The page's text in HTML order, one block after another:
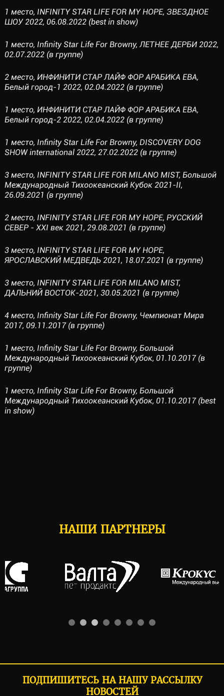
1 место, INFINITY STAR LIFE FOR MY HOPE, ЗВЕЗДНОЕ
ШОУ 2022, 06.08.2022 (best in show)
1 место, Infinity Star Life For Browny, ЛЕТНЕЕ ДЕРБИ 2022,
02.07.2022 (в группе)
2 место, ИНФИНИТИ СТАР ЛАЙФ ФОР АРАБИКА ЕВА,
Белый город-1 2022, 02.04.2022 (в группе)
1 место, ИНФИНИТИ СТАР ЛАЙФ ФОР АРАБИКА ЕВА,
Белый город-2 2022, 02.04.2022 (в группе)
1 место, Infinity Star Life For Browny, DISCOVERY DOG
SHOW international 2022, 27.02.2022 (в группе)
3 место, INFINITY STAR LIFE FOR MILANO MIST, Большой
Международный Тихоокеанский Кубок 2021-II,
26.09.2021 (в группе)
2 место, INFINITY STAR LIFE FOR MY HOPE, РУССКИЙ
СЕВЕР - XXI век 2021, 29.08.2021 (в группе)
3 место, INFINITY STAR LIFE FOR MY HOPE,
ЯРОСЛАВСКИЙ МЕДВЕДЬ 2021, 18.07.2021 (в группе)
3 место, INFINITY STAR LIFE FOR MILANO MIST,
ДАЛЬНИЙ ВОСТОК-2021, 30.05.2021 (в группе)
4 место, Infinity Star Life For Browny, Чемпионат Мира
2017, 09.11.2017 (в группе)
1 место, Infinity Star Life For Browny, Большой
Международный Тихоокеанский Кубок, 01.10.2017 (в
группе)
1 место, Infinity Star Life For Browny, Большой
Международный Тихоокеанский Кубок, 01.10.2017 (best
in show)
НАШИ ПАРТНЕРЫ
ПОДПИШИТЕСЬ НА НАШУ РАССЫЛКУ
НОВОСТЕЙ